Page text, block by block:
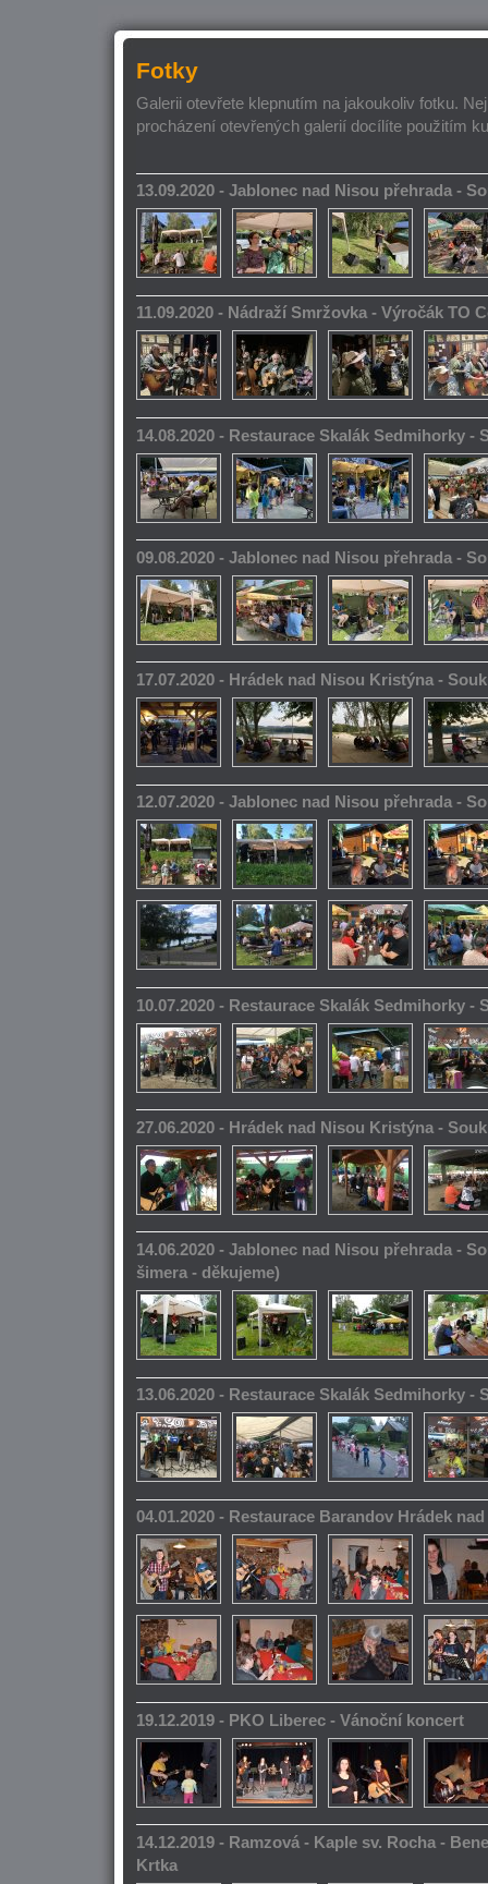
Fotky
Galerii otevřete klepnutím na jakoukoliv fotku.
procházení otevřených galerií docílíte použitím
13.09.2020 - Jablonec nad Nisou přehrada -
11.09.2020 - Nádraží Smržovka - Výročák TO
14.08.2020 - Restaurace Skalák Sedmihorky -
09.08.2020 - Jablonec nad Nisou přehrada -
17.07.2020 - Hrádek nad Nisou Kristýna -
12.07.2020 - Jablonec nad Nisou přehrada -
10.07.2020 - Restaurace Skalák Sedmihorky -
27.06.2020 - Hrádek nad Nisou Kristýna -
14.06.2020 - Jablonec nad Nisou přehrada -
šimera - děkujeme)
13.06.2020 - Restaurace Skalák Sedmihorky -
04.01.2020 - Restaurace Barandov Hrádek
19.12.2019 - PKO Liberec - Vánoční koncert
14.12.2019 - Ramzová - Kaple sv. Rocha -
Krtka